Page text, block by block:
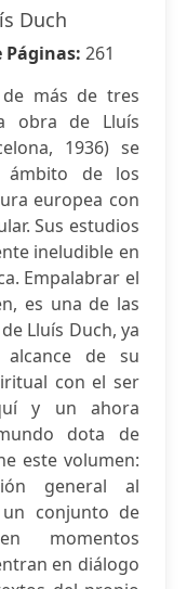
Duch
Páginas: 261
más de tres
obra de Lluís
1936) se
ámbito de los
europea con
Sus estudios
ineludible en
Empalabrar el
es una de las
Lluís Duch, ya
de su
con el ser
y un ahora
dota de
este volumen:
general al
conjunto de
momentos
en diálogo